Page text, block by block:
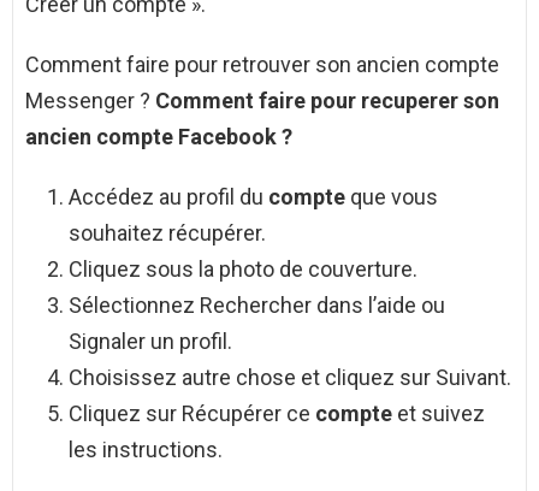
Comment faire pour retrouver son ancien compte
Messenger ? Comment faire pour recuperer son
ancien compte Facebook ?
Accédez au profil du compte que vous
souhaitez récupérer.
Cliquez sous la photo de couverture.
Sélectionnez Rechercher dans l’aide ou
Signaler un profil.
Choisissez autre chose et cliquez sur Suivant.
Cliquez sur Récupérer ce compte et suivez
les instructions.